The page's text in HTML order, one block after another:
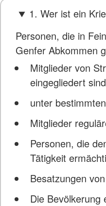
1. Wer ist ein
Personen, die in
Genfer Abkommen
Mitglieder von
eingegliedert sind
unter
Mitglieder
Personen, die
Tätigkeit
Besatzungen
Die Bevölkerung